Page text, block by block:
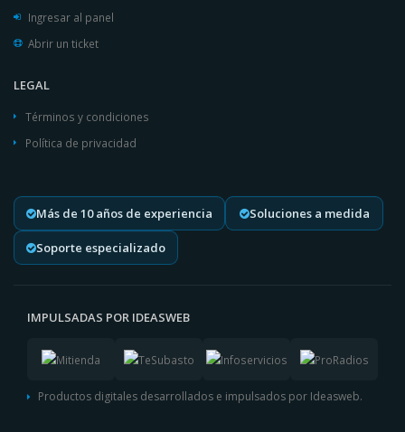
Ingresar al panel
Abrir un ticket
LEGAL
Términos y condiciones
Política de privacidad
Más de 10 años de experiencia Soluciones a medida
Soporte especializado
IMPULSADAS POR IDEASWEB
Productos digitales desarrollados e impulsados por Ideasweb.